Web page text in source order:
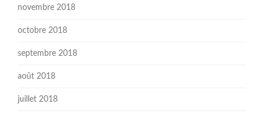
novembre 2018
octobre 2018
septembre 2018
août 2018
juillet 2018